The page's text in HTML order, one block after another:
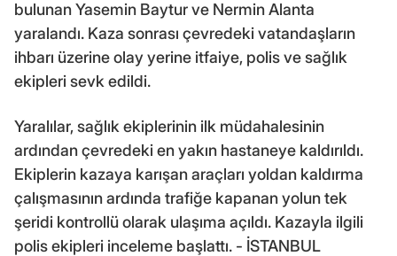
bulunan Yasemin Baytur ve Nermin Alanta
yaralandı. Kaza sonrası çevredeki vatandaşların
ihbarı üzerine olay yerine itfaiye, polis ve sağlık
ekipleri sevk edildi.
Yaralılar, sağlık ekiplerinin ilk müdahalesinin
ardından çevredeki en yakın hastaneye kaldırıldı.
Ekiplerin kazaya karışan araçları yoldan kaldırma
çalışmasının ardında trafiğe kapanan yolun tek
şeridi kontrollü olarak ulaşıma açıldı. Kazayla ilgili
polis ekipleri inceleme başlattı. - İSTANBUL